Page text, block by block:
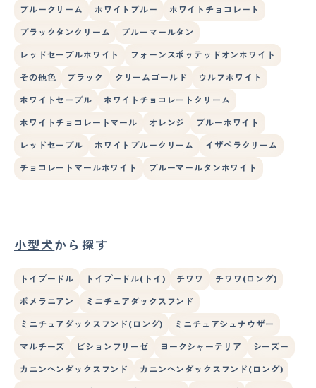
ブルークリーム ホワイトブルー ホワイトチョコレート
ブラックタンクリーム ブルーマールタン
レッドセーブルホワイト フォーンスポッテッドオンホワイト
その他色 ブラック クリームゴールド ウルフホワイト
ホワイトセーブル ホワイトチョコレートクリーム
ホワイトチョコレートマール オレンジ ブルーホワイト
レッドセーブル ホワイトブルークリーム イザベラクリーム
チョコレートマールホワイト ブルーマールタンホワイト
小型犬から探す
トイプードル トイプードル(トイ) チワワ チワワ(ロング)
ポメラニアン ミニチュアダックスフンド
ミニチュアダックスフンド(ロング) ミニチュアシュナウザー
マルチーズ ビションフリーゼ ヨークシャーテリア シーズー
カニンヘンダックスフンド カニンヘンダックスフンド(ロング)